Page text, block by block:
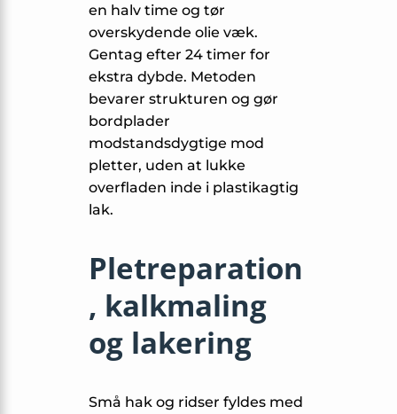
en halv time og tør
overskydende olie væk.
Gentag efter 24 timer for
ekstra dybde. Metoden
bevarer strukturen og gør
bordplader
modstandsdygtige mod
pletter, uden at lukke
overfladen inde i plastikagtig
lak.
Pletreparation
, kalkmaling
og lakering
Små hak og ridser fyldes med